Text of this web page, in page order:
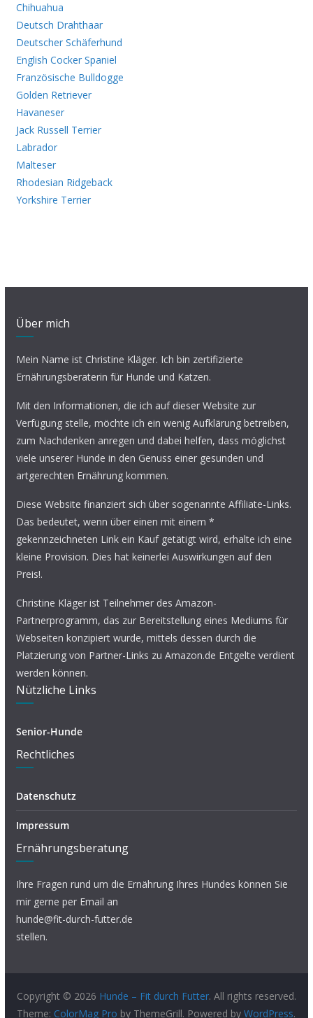
Chihuahua
Deutsch Drahthaar
Deutscher Schäferhund
English Cocker Spaniel
Französische Bulldogge
Golden Retriever
Havaneser
Jack Russell Terrier
Labrador
Malteser
Rhodesian Ridgeback
Yorkshire Terrier
Über mich
Mein Name ist Christine Kläger. Ich bin zertifizierte
Ernährungsberaterin für Hunde und Katzen.
Mit den Informationen, die ich auf dieser Website zur
Verfügung stelle, möchte ich ein wenig Aufklärung betreiben,
zum Nachdenken anregen und dabei helfen, dass möglichst
viele unserer Hunde in den Genuss einer gesunden und
artgerechten Ernährung kommen.
Diese Website finanziert sich über sogenannte Affiliate-Links.
Das bedeutet, wenn über einen mit einem *
gekennzeichneten Link ein Kauf getätigt wird, erhalte ich eine
kleine Provision. Dies hat keinerlei Auswirkungen auf den
Preis!.
Christine Kläger ist Teilnehmer des Amazon-
Partnerprogramm, das zur Bereitstellung eines Mediums für
Webseiten konzipiert wurde, mittels dessen durch die
Platzierung von Partner-Links zu Amazon.de Entgelte verdient
werden können.
Nützliche Links
Senior-Hunde
Rechtliches
Datenschutz
Impressum
Ernährungsberatung
Ihre Fragen rund um die Ernährung Ihres Hundes können Sie
mir gerne per Email an
hunde@fit-durch-futter.de
stellen.
Copyright © 2026 Hunde – Fit durch Futter. All rights reserved.
Theme: ColorMag Pro by ThemeGrill. Powered byWordPress.